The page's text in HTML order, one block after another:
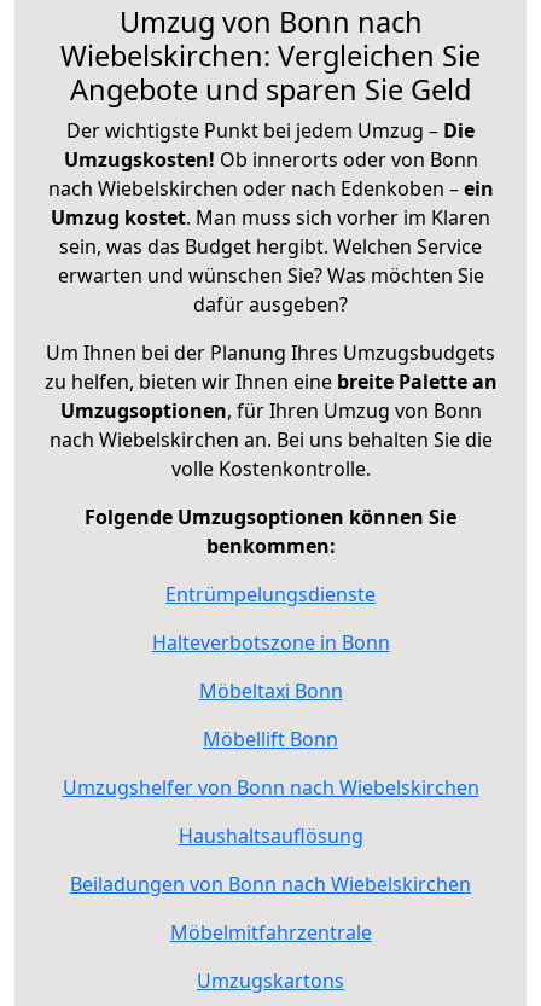
Umzug von Bonn nach
Wiebelskirchen: Vergleichen Sie
Angebote und sparen Sie Geld
Der wichtigste Punkt bei jedem Umzug – Die
Umzugskosten! Ob innerorts oder von Bonn
nach Wiebelskirchen oder nach Edenkoben –ein
Umzug kostet. Man muss sich vorher im Klaren
sein, was das Budget hergibt. Welchen Service
erwarten und wünschen Sie? Was möchten Sie
dafür ausgeben?
Um Ihnen bei der Planung Ihres Umzugsbudgets
zu helfen, bieten wir Ihnen eine breite Palette an
Umzugsoptionen, für Ihren Umzug von Bonn
nach Wiebelskirchen an. Bei uns behalten Sie die
volle Kostenkontrolle.
Folgende Umzugsoptionen können Sie
benkommen:
Entrümpelungsdienste
Halteverbotszone in Bonn
Möbeltaxi Bonn
Möbellift Bonn
Umzugshelfer von Bonn nach Wiebelskirchen
Haushaltsauflösung
Beiladungen von Bonn nach Wiebelskirchen
Möbelmitfahrzentrale
Umzugskartons